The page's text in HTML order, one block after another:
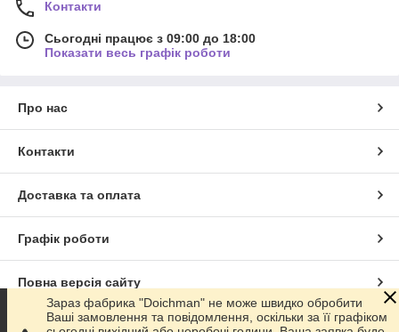
Контакти
Сьогодні працює з 09:00 до 18:00
Показати весь графік роботи
Про нас
Контакти
Доставка та оплата
Графік роботи
Повна версія сайту
Сайт створено на маркетплейсіProm.ua
Зараз фабрика "Doichman" не може швидко обробити
Ваші замовлення та повідомлення, оскільки за її графіком